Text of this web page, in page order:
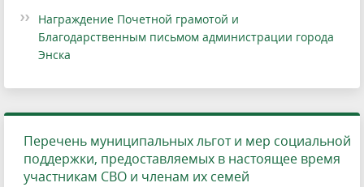
Награждение Почетной грамотой и
Благодарственным письмом администрации города
Энска
Перечень муниципальных льгот и мер социальной
поддержки, предоставляемых в настоящее время
участникам СВО и членам их семей